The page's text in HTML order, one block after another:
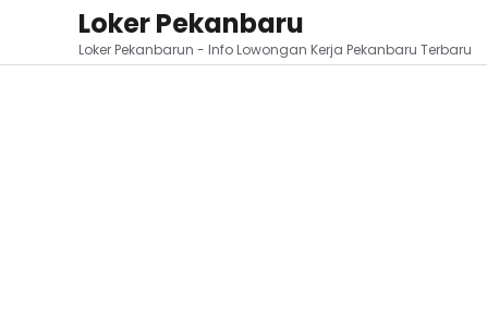
Loker Pekanbaru
Loker Pekanbarun - Info Lowongan Kerja Pekanbaru Terbaru